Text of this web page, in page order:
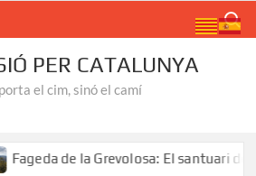
PER CATALUNYA
el cim, sinó el camí
de la Grevolosa: El santuari dels